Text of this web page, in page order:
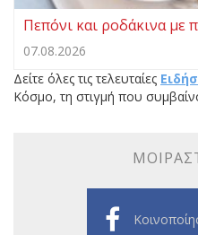
Πεπόνι και ροδάκινα με
07.08.2026
Δείτε όλες τις τελευταίες
Κόσμο, τη στιγμή που